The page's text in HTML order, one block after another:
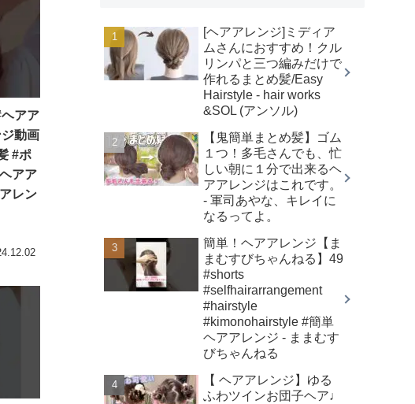
アア
動画
#ポ
アア
レン
[ヘアアレンジ]ミディア
ムさんにおすすめ！クル
リンパと三つ編みだけで
作れるまとめ髪/Easy
Hairstyle - hair works
&SOL (アンソル)
【鬼簡単まとめ髪】ゴム
１つ！多毛さんでも、忙
しい朝に１分で出来るヘ
アアレンジはこれです。
- 軍司あやな、キレイに
なるってよ。
簡単！ヘアアレンジ【ま
まむすびちゃんねる】49
#shorts
#selfhairarrangement
#hairstyle
#kimonohairstyle #簡単
ヘアアレンジ - ままむす
びちゃんねる
【 ヘアアレンジ】ゆる
ふわツインお団子ヘア♩